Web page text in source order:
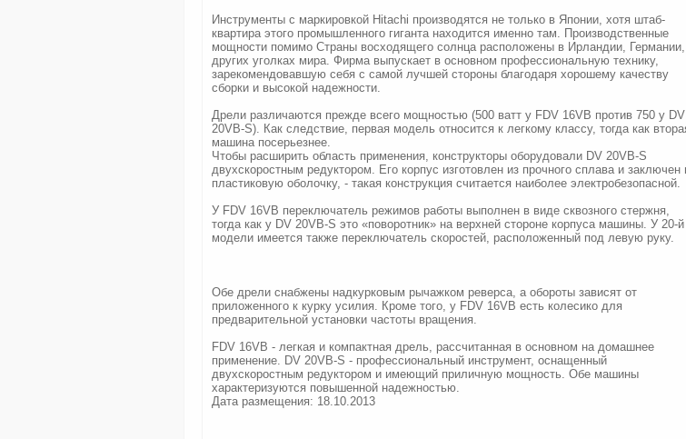
Инструменты с маркировкой Hitachi производятся не только в Японии, хотя штаб-
квартира этого промышленного гиганта находится именно там. Производственные
мощности помимо Страны восходящего солнца расположены в Ирландии, Германии,
других уголках мира. Фирма выпускает в основном профессиональную технику,
зарекомендовавшую себя с самой лучшей стороны благодаря хорошему качеству
сборки и высокой надежности.
Дрели различаются прежде всего мощностью (500 ватт у FDV 16VB против 750 у DV
20VB-S). Как следствие, первая модель относится к легкому классу, тогда как
машина посерьезнее.
Чтобы расширить область применения, конструкторы оборудовали DV 20VB-S
двухскоростным редуктором. Его корпус изготовлен из прочного сплава и заключен
пластиковую оболочку, - такая конструкция считается наиболее электробезопасной.
У FDV 16VB переключатель режимов работы выполнен в виде сквозного стержня,
тогда как у DV 20VB-S это «поворотник» на верхней стороне корпуса машины. У 20-й
модели имеется также переключатель скоростей, расположенный под левую руку.
Обе дрели снабжены надкурковым рычажком реверса, а обороты зависят от
приложенного к курку усилия. Кроме того, у FDV 16VB есть колесико для
предварительной установки частоты вращения.
FDV 16VB - легкая и компактная дрель, рассчитанная в основном на домашнее
применение. DV 20VB-S - профессиональный инструмент, оснащенный
двухскоростным редуктором и имеющий приличную мощность. Обе машины
характеризуются повышенной надежностью.
Дата размещения: 18.10.2013